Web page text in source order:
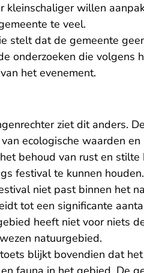
kleinschaliger willen
te veel.
stelt dat de gemeente
onderzoeken die volgens
het evenement.
ziet dit anders.
ecologische waarden
behoud van rust en
festival te kunnen
niet past binnen het
tot een significante
heeft niet voor niets
natuurgebied.
blijkt bovendien dat